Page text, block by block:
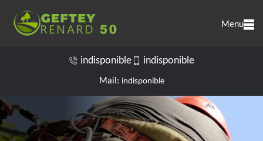
Menu
indisponible indisponible
Mail: indisponible